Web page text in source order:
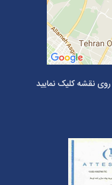
روی نقشه کلیک نمایید